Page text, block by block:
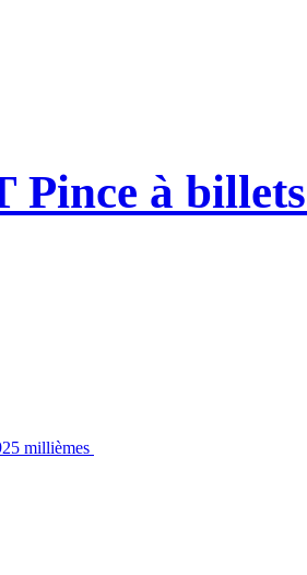
Pince à
millièmes